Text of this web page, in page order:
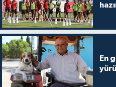
En